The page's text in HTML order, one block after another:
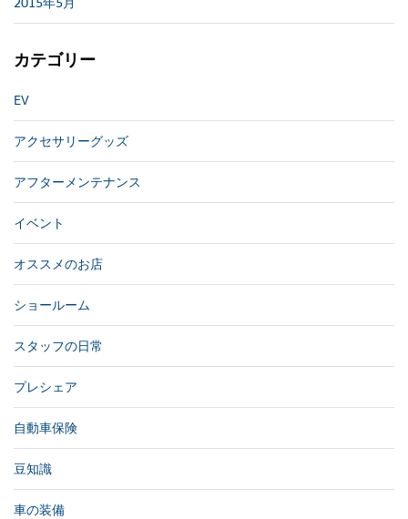
カテゴリー
EV
アクセサリーグッズ
アフターメンテナンス
イベント
オススメのお店
ショールーム
スタッフの日常
プレシェア
自動車保険
豆知識
車の装備